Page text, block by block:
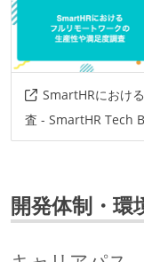
SmartHRにおけ
査 - SmartHR Tech
開発体制・環